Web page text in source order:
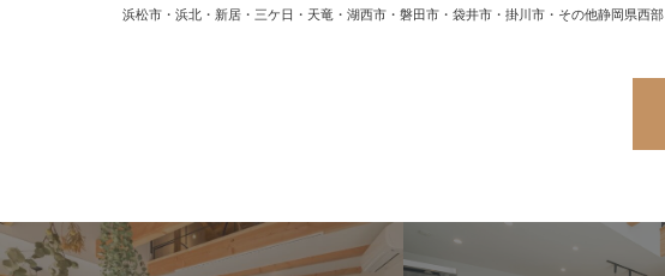
浜松市・浜北・新居・三ケ日・天竜・湖西市・磐田市・袋井市・掛川市・その他静岡県西部